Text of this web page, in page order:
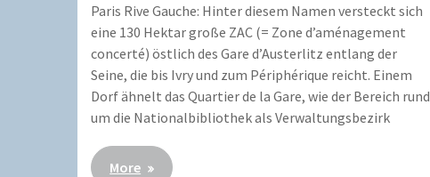
Paris Rive Gauche: Hinter diesem Namen versteckt sich
eine 130 Hektar große ZAC (= Zone d’aménagement
concerté) östlich des Gare d’Austerlitz entlang der
Seine, die bis Ivry und zum Périphérique reicht. Einem
Dorf ähnelt das Quartier de la Gare, wie der Bereich rund
um die Nationalbibliothek als Verwaltungsbezirk
More